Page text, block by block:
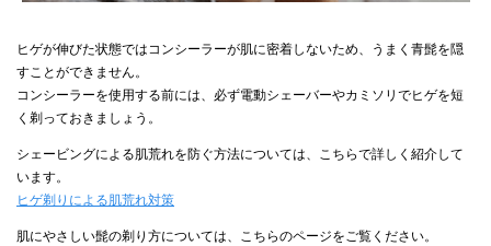
ヒゲが伸びた状態ではコンシーラーが肌に密着しないため、うまく青髭を隠
すことができません。
コンシーラーを使用する前には、必ず電動シェーバーやカミソリでヒゲを短
く剃っておきましょう。
シェービングによる肌荒れを防ぐ方法については、こちらで詳しく紹介して
います。
ヒゲ剃りによる肌荒れ対策
肌にやさしい髭の剃り方については、こちらのページをご覧ください。